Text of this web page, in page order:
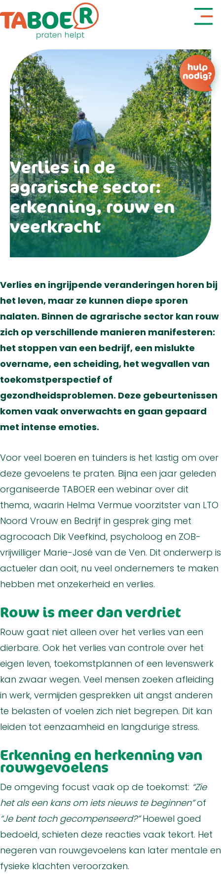
Verlies in de
agrarische sector:
erkenning, rouw en
veerkracht
Verlies en ingrijpende veranderingen horen bij
het leven, maar ze kunnen diepe sporen
nalaten. Binnen de agrarische sector kan rouw
zich op verschillende manieren manifesteren:
het stoppen van een bedrijf, een mislukte
overname, een scheiding, het wegvallen van
toekomstperspectief of
gezondheidsproblemen. Deze gebeurtenissen
komen vaak onverwachts en gaan gepaard
met intense emoties.
Voor veel boeren en tuinders is het lastig om over
deze gevoelens te praten. Bijna een jaar geleden
organiseerde TABOER een webinar over dit
thema, waarin Helma Vermue voorzitster van LTO
Noord Vrouw en Bedrijf in gesprek ging met
agrocoach Dik Veefkind, psycholoog en ZOB-
vrijwilliger Marie-José van de Ven. Dit onderwerp is
actueler dan ooit, nu veel ondernemers te maken
hebben met onzekerheid en verlies.
Rouw is meer dan verdriet
Rouw gaat niet alleen over het verlies van een
dierbare. Ook het verlies van controle over het
eigen leven, toekomstplannen of een levenswerk
kan zwaar wegen. Veel mensen zoeken afleiding
in werk, vermijden gesprekken uit angst anderen
te belasten of voelen zich niet begrepen. Dit kan
leiden tot eenzaamheid en langdurige stress.
Erkenning en herkenning van
rouwgevoelens
De omgeving focust vaak op de toekomst: “Zie
het als een kans om iets nieuws te beginnen”of
“Je bent toch gecompenseerd?”Hoewel goed
bedoeld, schieten deze reacties vaak tekort. Het
negeren van rouwgevoelens kan later mentale en
fysieke klachten veroorzaken.